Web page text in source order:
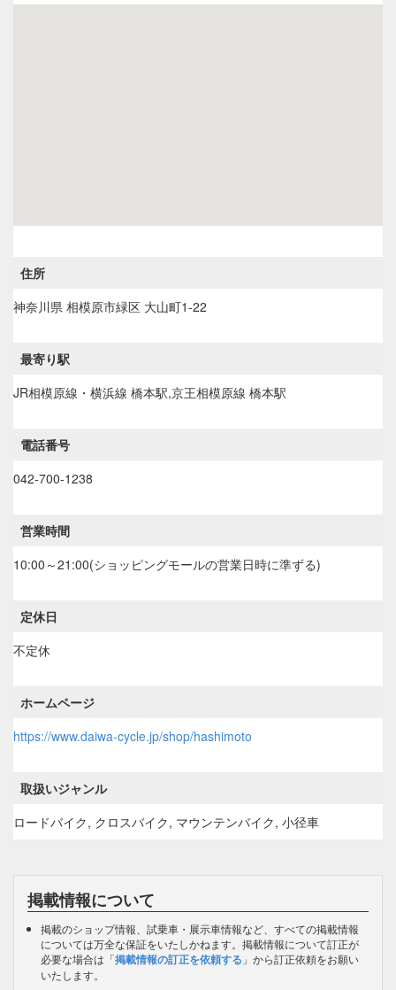
住所
神奈川県 相模原市緑区 大山町1-22
最寄り駅
JR相模原線・横浜線 橋本駅,京王相模原線 橋本駅
電話番号
042-700-1238
営業時間
10:00～21:00(ショッピングモールの営業日時に準ずる)
定休日
不定休
ホームページ
https://www.daiwa-cycle.jp/shop/hashimoto
取扱いジャンル
ロードバイク, クロスバイク, マウンテンバイク, 小径車
掲載情報について
掲載のショップ情報、試乗車・展示車情報など、すべての掲載情報
については万全な保証をいたしかねます。掲載情報について訂正が
必要な場合は「掲載情報の訂正を依頼する 」から訂正依頼をお願い
いたします。